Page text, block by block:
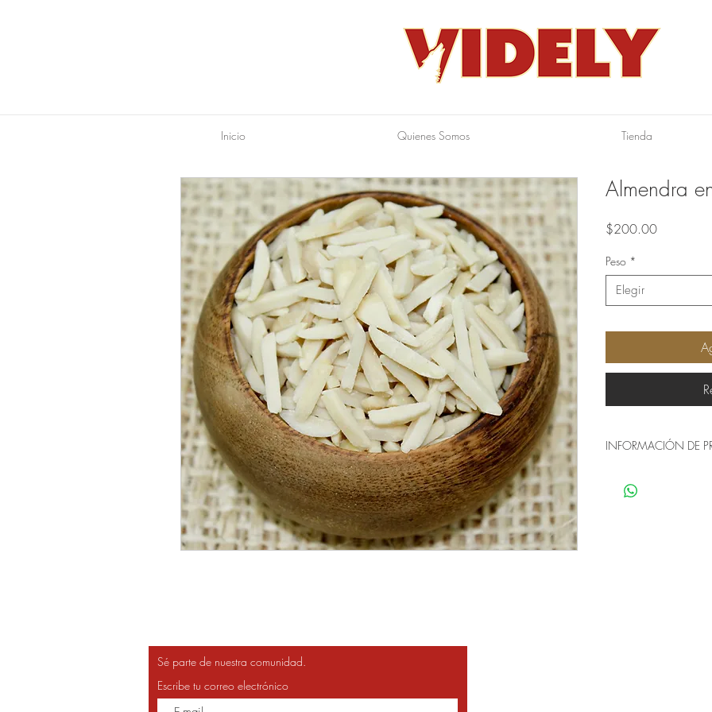
Inicio Quienes Somos Tienda
Almendra
$200.00Precio
Peso *
Elegir
INFORMACIÓN DE
Presentación: Caja o
Sé parte de nuestra comunidad.
Escribe tu correo electrónico